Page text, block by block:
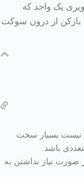
یک واحد که
بازکن از درون سوکت
بسیار سخت
باشد
هزینه در صورت نیاز نداشتن به